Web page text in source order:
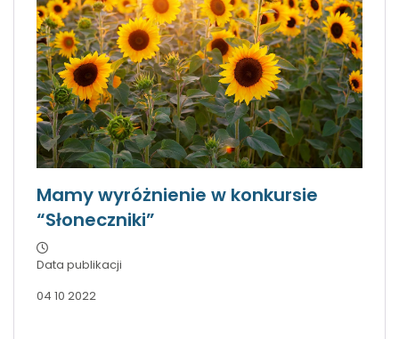
Mamy wyróżnienie w konkursie
“Słoneczniki”
Data publikacji
04 10 2022